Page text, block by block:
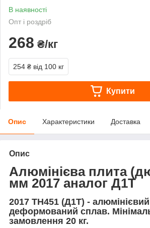
В наявності
Опт і роздріб
268 ₴/кг
254 ₴ від 100 кг
Купити
Опис Характеристики Доставка
Опис
Алюмінієва плита
мм 2017 аналог Д1Т
2017 ТН451 (Д1Т) - алюмінієвий
деформований сплав.
замовлення 20 кг.